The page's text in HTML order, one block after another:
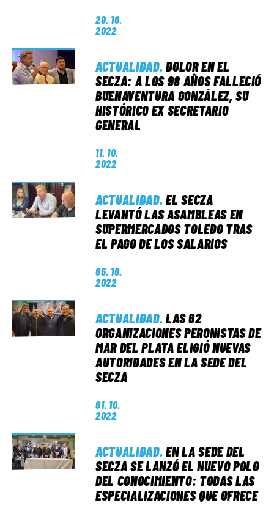
29. 10.
2022
ACTUALIDAD. DOLOR EN EL
SECZA: A LOS 98 AÑOS FALLECIÓ
BUENAVENTURA GONZÁLEZ, SU
HISTÓRICO EX SECRETARIO
GENERAL
11. 10.
2022
ACTUALIDAD. EL SECZA
LEVANTÓ LAS ASAMBLEAS EN
SUPERMERCADOS TOLEDO TRAS
EL PAGO DE LOS SALARIOS
06. 10.
2022
ACTUALIDAD. LAS 62
ORGANIZACIONES PERONISTAS DE
MAR DEL PLATA ELIGIÓ NUEVAS
AUTORIDADES EN LA SEDE DEL
SECZA
01. 10.
2022
ACTUALIDAD. EN LA SEDE DEL
SECZA SE LANZÓ EL NUEVO POLO
DEL CONOCIMIENTO: TODAS LAS
ESPECIALIZACIONES QUE OFRECE